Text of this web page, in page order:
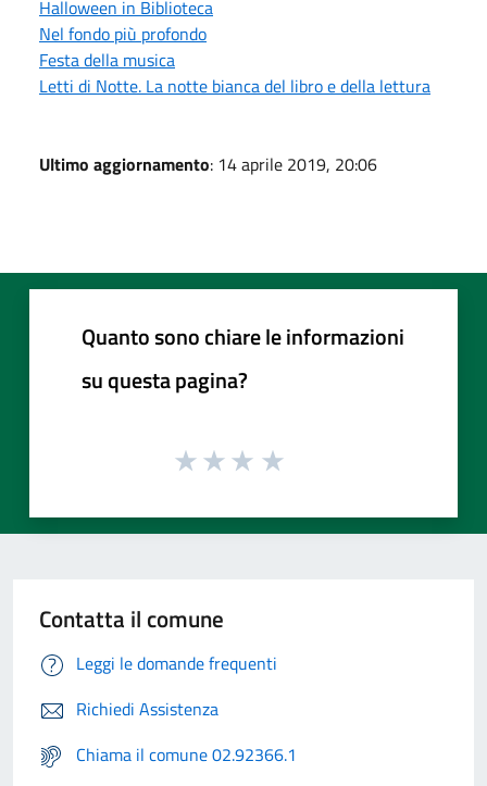
Halloween in Biblioteca
Nel fondo più profondo
Festa della musica
Letti di Notte. La notte bianca del libro e della lettura
Ultimo aggiornamento: 14 aprile 2019, 20:06
Quanto sono chiare le informazioni
su questa pagina?
Contatta il comune
Leggi le domande frequenti
Richiedi Assistenza
Chiama il comune 02.92366.1